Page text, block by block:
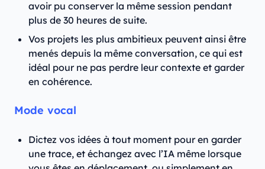
avoir pu conserver la même session pendant
plus de 30 heures de suite.
Vos projets les plus ambitieux peuvent ainsi être
menés depuis la même conversation, ce qui est
idéal pour ne pas perdre leur contexte et garder
en cohérence.
Mode vocal
Dictez vos idées à tout moment pour en garder
une trace, et échangez avec l’IA même lorsque